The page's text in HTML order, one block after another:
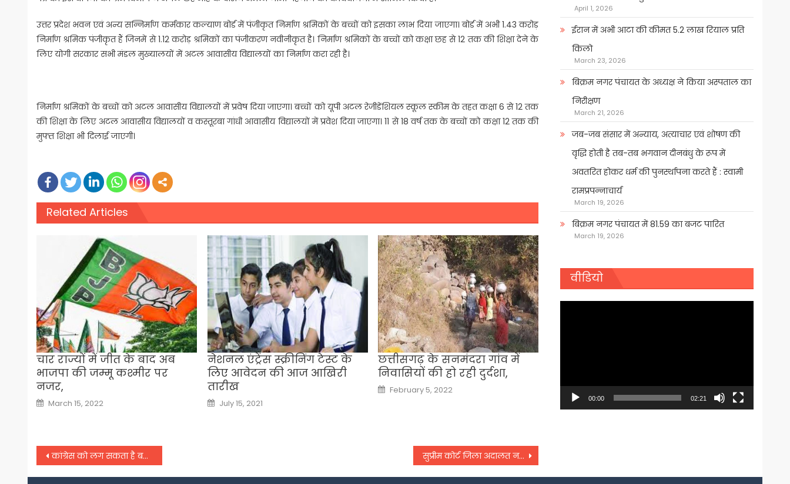
उत्तर प्रदेश भवन एवं अन्य सन्निर्माण कर्मकार कल्याण बोर्ड में पंजीकृत निर्माण श्रमिकों के बच्चों को इसका लाभ दिया जाएगा। बोर्ड में अभी 1.43 करोड़
निर्माण श्रमिक पंजीकृत हैं जिनमें से 1.12 करोड़ श्रमिकों का पंजीकरण नवीनीकृत है। निर्माण श्रमिकों के बच्चों को कक्षा छह से 12 तक की शिक्षा देने के
लिए योगी सरकार सभी मंडल मुख्यालयों में अटल आवासीय विद्यालयों का निर्माण करा रही है।
निर्माण श्रमिकों के बच्चों को अटल आवासीय विद्यालयों में प्रवेष दिया जाएगा। बच्चों को यूपी अटल रेजीडेंशियल स्कूल स्कीम के तहत कक्षा 6 से 12 तक
की शिक्षा के लिए अटल आवासीय विद्यालयों व कस्तूरबा गांधी आवासीय विद्यालयों में प्रवेश दिया जाएगा। 11 से 18 वर्ष तक के बच्चों को कक्षा 12 तक की
मुफ्त शिक्षा भी दिलाई जाएगी।
Related Articles
चार राज्यों में जीत के बाद अब
भाजपा की जम्मू कश्मीर पर
नजर,
Posted
on
March 15, 2022
नेशनल एंट्रेंस स्क्रीनिंग टेस्ट के
लिए आवेदन की आज आखिरी
तारीख
Posted
on
July 15, 2021
छत्तीसगढ़ के सनमंदरा गांव में
निवासियों की हो रही ‌दुर्दशा,
Posted
on
February 5, 2022
Post
कांग्रेस को लग सकता है बड़ा झटका, सुनील जाखड़ पार्टी को कह सकते हैं अलविदा सुप्रीम कोर्ट जिला अदालत नहीं जहां आप आदेशों से खेल सकते हैं’,
April 1, 2026
ईरान में अभी आटा की कीमत 5.2 लाख रियाल प्रति
किलो
March 23, 2026
बिक्रम नगर पंचायत के अध्यक्ष ने किया अस्पताल का
निरीक्षण
March 21, 2026
जब-जब संसार में अन्याय, अत्याचार एवं शोषण की
वृद्धि होती है तब-तब भगवान दीनबंधु के रूप में
अवतरित होकर धर्म की पुनर्स्थापना करते हैं : स्वामी
रामप्रपन्नाचार्य
March 19, 2026
बिक्रम नगर पंचायत में 81.59 का बजट पारित
March 19, 2026
वीडियो
00:00 02:21